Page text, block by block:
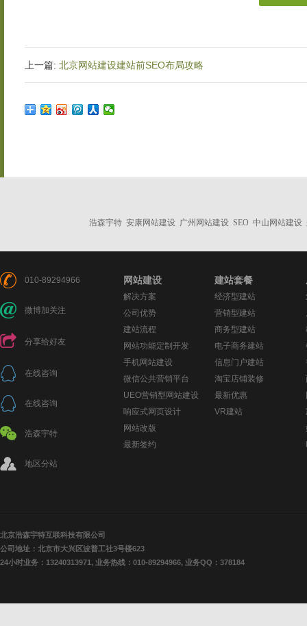
上一篇: 北京网站建设建站前SEO布局攻略
浩森宇特 安康网站建设 广州网站建设 SEO 中山网站建设
010-89294966
微博加关注
分享给好友
在线咨询
在线咨询
浩森宇特
地区分站
网站建设
解决方案
公司优势
建站流程
网站功能定制开发
手机网站建设
微信公共营销平台
UEO营销型网站建设
响应式网页设计
网站改版
最新签约
建站套餐
经济型建站
营销型建站
商务型建站
电子商务建站
信息门户建站
淘宝店铺装修
最新优惠
VR建站
北京浩森宇特互联科技有限公司
公司地址：北京市大兴区波普工社3号楼623
24小时业务：13240313971, 业务热线：010-89294966, 业务QQ：378184